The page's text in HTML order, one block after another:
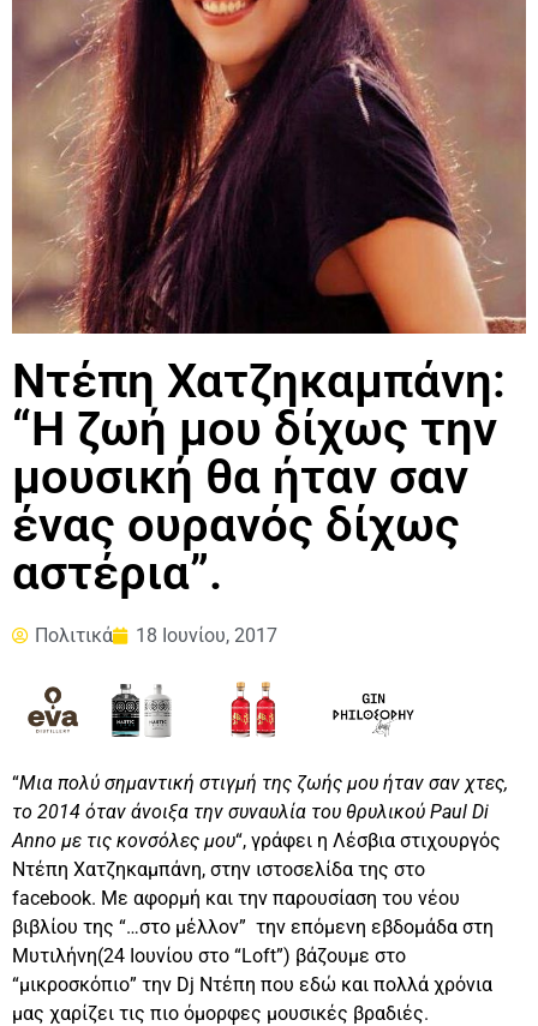
Ντέπη Χατζηκαμπάνη:
“Η ζωή μου δίχως την
μουσική θα ήταν σαν
ένας ουρανός δίχως
αστέρια”.
Πολιτικά 18 Ιουνίου, 2017
“Μια πολύ σημαντική στιγμή της ζωής μου ήταν σαν χτες,
το 2014 όταν άνοιξα την συναυλία του θρυλικού Paul Di
Anno με τις κονσόλες μου“, γράφει η Λέσβια στιχουργός
Ντέπη Χατζηκαμπάνη, στην ιστοσελίδα της στο
facebook. Με αφορμή και την παρουσίαση του νέου
βιβλίου της “…στο μέλλον” την επόμενη εβδομάδα στη
Μυτιλήνη(24 Ιουνίου στο “Loft”) βάζουμε στο
“μικροσκόπιο” την Dj Ντέπη που εδώ και πολλά χρόνια
μας χαρίζει τις πιο όμορφες μουσικές βραδιές.